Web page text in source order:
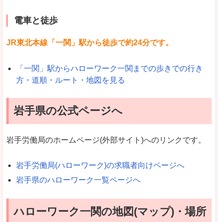
電車と徒歩
JR東北本線「一関」駅から徒歩で約24分です。
「一関」駅からハローワーク一関までの歩きでの行き
方・道順・ルート・地図を見る
岩手県の公式ページへ
岩手労働局のホームページ(外部サイト)へのリンクです。
岩手労働局(ハローワーク)の求職者向けページへ
岩手県のハローワーク一覧ページへ
ハローワーク一関の地図(マップ)・場所